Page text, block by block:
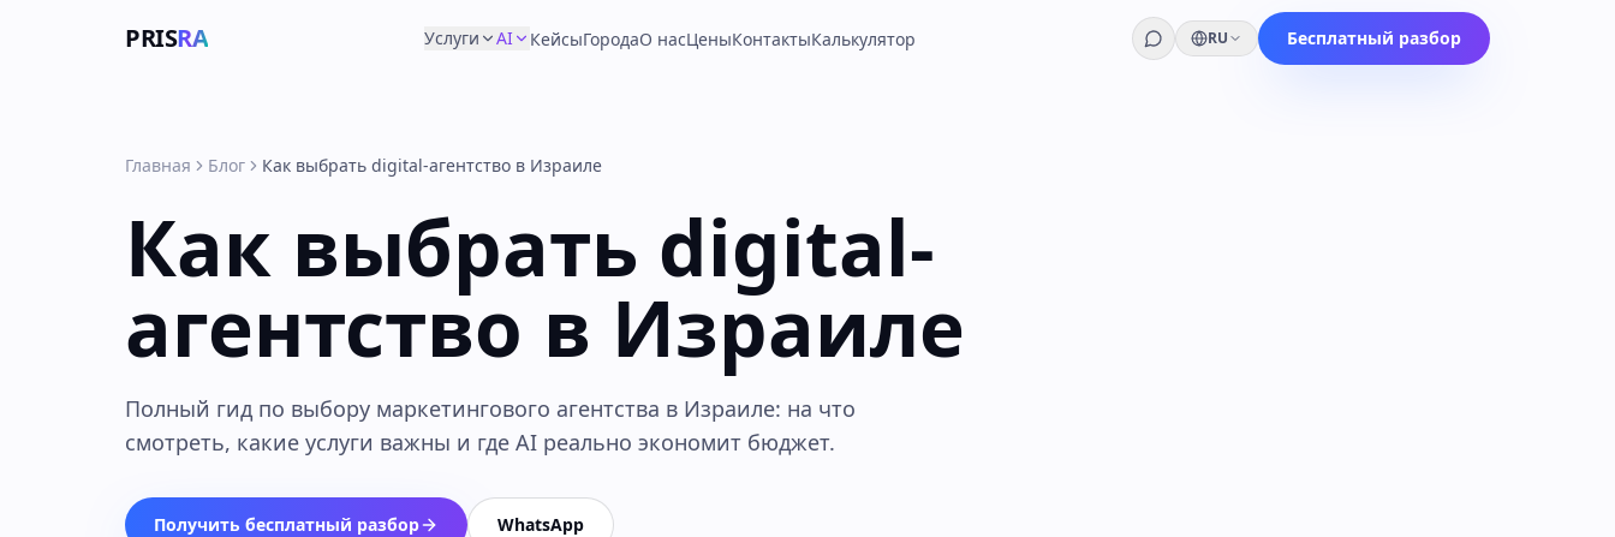
PRISRA Услуги AI КейсыГородаО насЦеныКонтактыКалькулятор RU Бесплатный разбор
Главная Блог Как выбрать digital-агентство в Израиле
Как выбрать digital-
агентство в Израиле
Полный гид по выбору маркетингового агентства в Израиле: на что
смотреть, какие услуги важны и где AI реально экономит бюджет.
Получить бесплатный разбор WhatsApp